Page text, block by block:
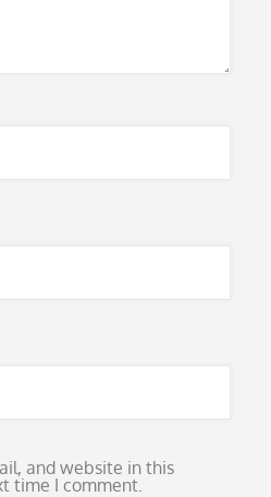
and website in this
time I comment.